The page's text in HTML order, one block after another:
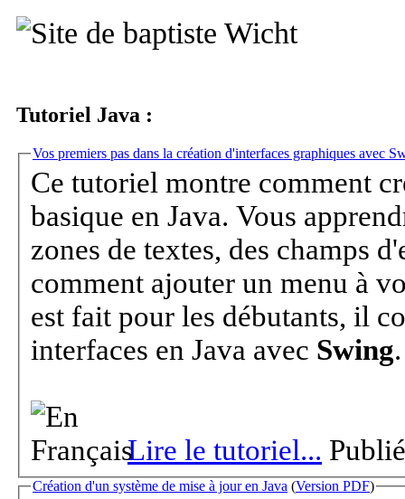
Tutoriel Java :
Vos premiers pas dans la création d'interfaces graphiques avec
Ce tutoriel montre comment
basique en Java. Vous apprendrez
zones de textes, des champs
comment ajouter un menu à votre programme, ... Ce
est fait pour les débutants, il
interfaces en Java avec Swing
Lire le tutoriel...
Création d'un système de mise à jour en Java (Version PDF)